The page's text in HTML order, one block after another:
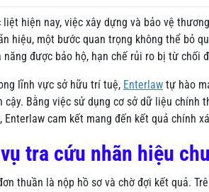
hiện nay, việc xây dựng và bảo vệ
hiệu, một bước quan trọng không thể bỏ
được bảo hộ, hạn chế rủi ro bị từ chối
lĩnh vực sở hữu trí tuệ, Enterlaw tự hào
cậy. Bằng việc sử dụng cơ sở dữ liệu chính
cam kết mang đến kết quả chính
tra cứu nhãn hiệu
thuần là nộp hồ sơ và chờ đợi kết quả.